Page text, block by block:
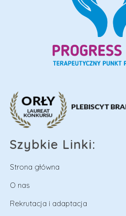
Szybkie Linki:
Strona główna
O nas
Rekrutacja i adaptacja